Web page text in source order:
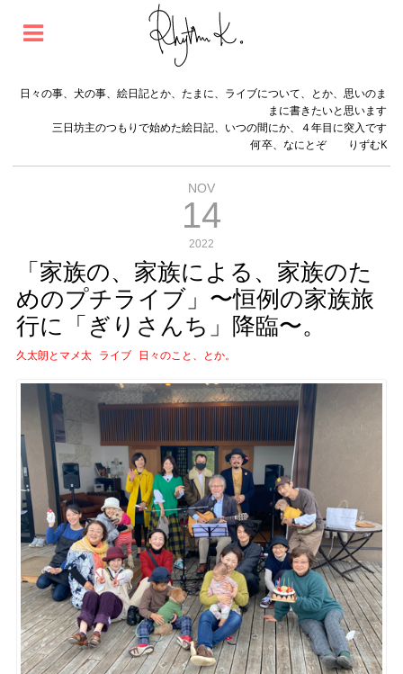
日々の事、犬の事、絵日記とか、たまに、ライブについて、とか、思いのま
まに書きたいと思います
三日坊主のつもりで始めた絵日記、いつの間にか、４年目に突入です
何卒、なにとぞ りずむK
NOV
14
2022
「家族の、家族による、家族のた
めのプチライブ」〜恒例の家族旅
行に「ぎりさんち」降臨〜。
久太朗とマメ太 ライブ 日々のこと、とか。